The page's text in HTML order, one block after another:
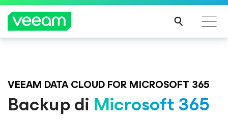
PER
SAPE
RNE
piattaforma. Controllo completo.
VEEAM DATA CLOUD FOR MICROSOFT 365
Backup di Microsoft 365